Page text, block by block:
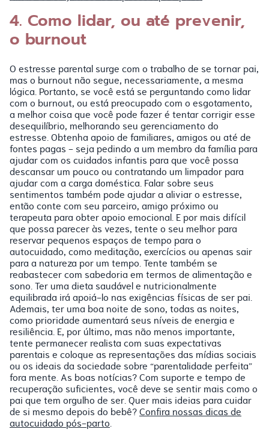
4. Como lidar, ou até prevenir,
o burnout
O estresse parental surge com o trabalho de se tornar pai,
mas o burnout não segue, necessariamente, a mesma
lógica. Portanto, se você está se perguntando como lidar
com o burnout, ou está preocupado com o esgotamento,
a melhor coisa que você pode fazer é tentar corrigir esse
desequilíbrio, melhorando seu gerenciamento do
estresse. Obtenha apoio de familiares, amigos ou até de
fontes pagas - seja pedindo a um membro da família para
ajudar com os cuidados infantis para que você possa
descansar um pouco ou contratando um limpador para
ajudar com a carga doméstica. Falar sobre seus
sentimentos também pode ajudar a aliviar o estresse,
então conte com seu parceiro, amigo próximo ou
terapeuta para obter apoio emocional. E por mais difícil
que possa parecer às vezes, tente o seu melhor para
reservar pequenos espaços de tempo para o
autocuidado, como meditação, exercícios ou apenas sair
para a natureza por um tempo. Tente também se
reabastecer com sabedoria em termos de alimentação e
sono. Ter uma dieta saudável e nutricionalmente
equilibrada irá apoiá-lo nas exigências físicas de ser pai.
Ademais, ter uma boa noite de sono, todas as noites,
como prioridade aumentará seus níveis de energia e
resiliência. E, por último, mas não menos importante,
tente permanecer realista com suas expectativas
parentais e coloque as representações das mídias sociais
ou os ideais da sociedade sobre “parentalidade perfeita”
fora mente. As boas notícias? Com suporte e tempo de
recuperação suficientes, você deve se sentir mais como o
pai que tem orgulho de ser. Quer mais ideias para cuidar
de si mesmo depois do bebê?Confira nossas dicas de
autocuidado pós-parto.